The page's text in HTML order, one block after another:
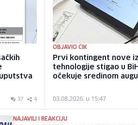
37 4
OBJAVIO CIK
Prvi kontingent nove
tehnologije stigao u
očekuje sredinom
03.08.2026. u 15:47
NAJAVILI I REAKCIJU